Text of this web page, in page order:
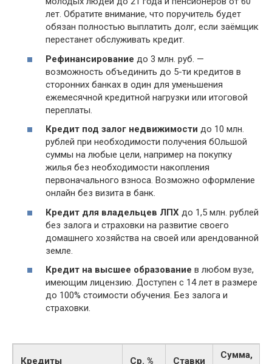
лет. Обратите внимание, что поручитель будет
обязан полностью выплатить долг, если заёмщик
перестанет обслуживать кредит.
Рефинансирование до 3 млн. руб. —
возможность объединить до 5-ти кредитов в
сторонних банках в один для уменьшения
ежемесячной кредитной нагрузки или итоговой
переплаты.
Кредит под залог недвижимости до 10 млн.
рублей при необходимости получения бОльшой
суммы на любые цели, например на покупку
жилья без необходимости накопления
первоначального взноса. Возможно оформление
онлайн без визита в банк.
Кредит для владельцев ЛПХ до 1,5 млн. рублей
без залога и страховки на развитие своего
домашнего хозяйства на своей или арендованной
земле.
Кредит на высшее образование в любом вузе,
имеющим лицензию. Доступен с 14 лет в размере
до 100% стоимости обучения. Без залога и
страховки.
Кредиты Ср. % Ставки
Сумма,